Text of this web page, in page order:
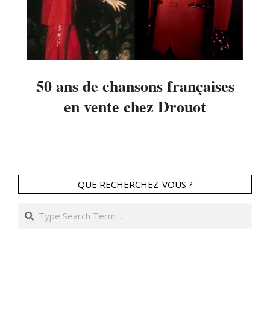
50 ans de chansons françaises
en vente chez Drouot
QUE RECHERCHEZ-VOUS ?
Search